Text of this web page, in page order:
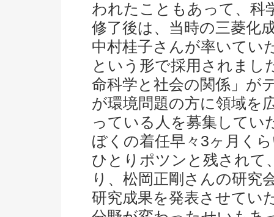
われたこともあって、科
修了後は、当時の三菱化
中村桂子さんが率いてい
という形で採用されまし
命科学と社会の関係」が
が環境問題の方に領域を
っている人を募集してい
ぼくの着任早々3ヶ月く
ひとりポツンと残されて
り、松岡正剛さんの研究
研究成果を発表させてい